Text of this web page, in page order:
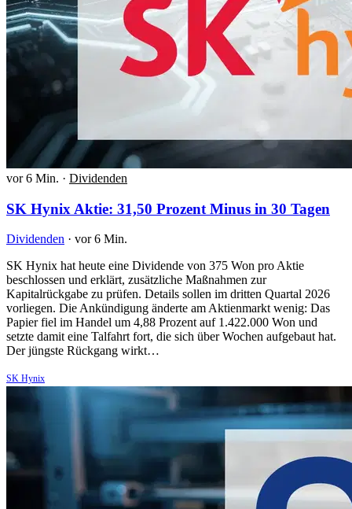
vor 6 Min. · Dividenden
SK Hynix Aktie: 31,50 Prozent Minus in 30 Tagen
Dividenden · vor 6 Min.
SK Hynix hat heute eine Dividende von 375 Won pro Aktie
beschlossen und erklärt, zusätzliche Maßnahmen zur
Kapitalrückgabe zu prüfen. Details sollen im dritten Quartal 2026
vorliegen. Die Ankündigung änderte am Aktienmarkt wenig: Das
Papier fiel im Handel um 4,88 Prozent auf 1.422.000 Won und
setzte damit eine Talfahrt fort, die sich über Wochen aufgebaut hat.
Der jüngste Rückgang wirkt…
SK Hynix